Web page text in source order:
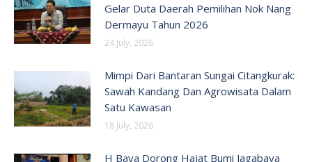
Gelar Duta Daerah Pemilihan Nok Nang
Dermayu Tahun 2026
24 July, 2026
Mimpi Dari Bantaran Sungai Citangkurak:
Sawah Kandang Dan Agrowisata Dalam
Satu Kawasan
18 July, 2026
H Baya Dorong Hajat Bumi Jagabaya